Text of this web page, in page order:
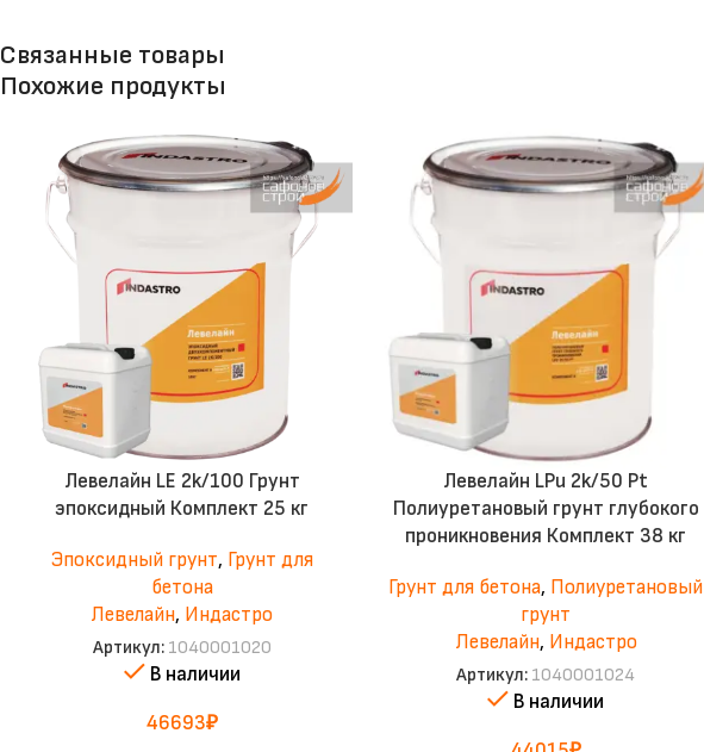
Связанные товары
Похожие продукты
Левелайн LE 2k/100 Грунт
эпоксидный Комплект 25 кг
Эпоксидный грунт, Грунт для
бетона
Левелайн, Индастро
Артикул: 1040001020
В наличии
46693₽
Левелайн LPu 2k/50 Pt
Полиуретановый грунт глубокого
проникновения Комплект 38 кг
Грунт для бетона, Полиуретановый
грунт
Левелайн, Индастро
Артикул: 1040001024
В наличии